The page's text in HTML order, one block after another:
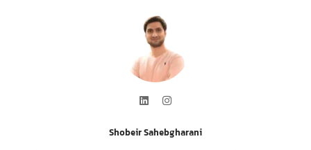
Shobeir Sahebgharani